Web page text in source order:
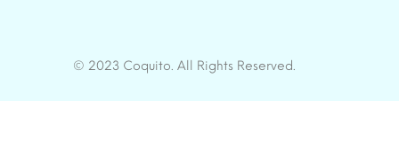
© 2023 Coquito. All Rights Reserved.